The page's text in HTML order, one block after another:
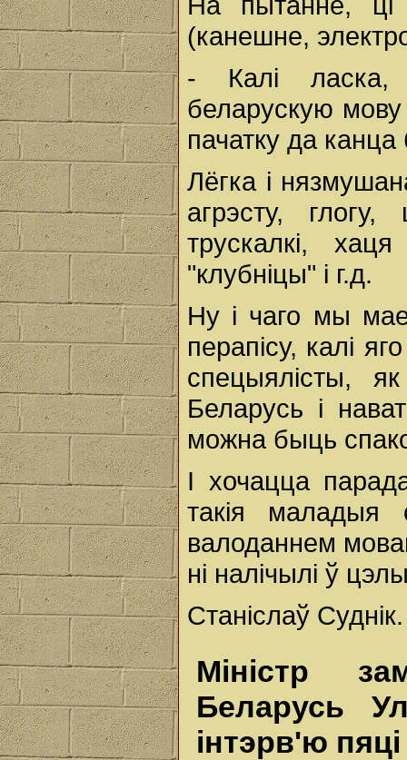
(канешне,
- Калі ласка,
беларускую
пачатку да канца
Лёгка і
агрэсту,
трускалкі,
"клубніцы" і г.д.
Ну і чаго мы
перапісу, калі
спецыялісты,
Беларусь і
можна быць
І хочацца
такія маладыя
валоданнем
ні налічылі ў
Станіслаў Суднік.
Міністр
Беларусь
інтэрв'ю